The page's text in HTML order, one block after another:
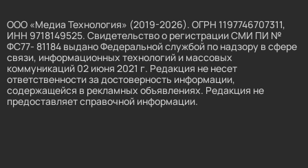
ООО «Медиа Технология» (2019-2026). ОГРН 1197746707311,
ИНН 9718149525. Свидетельство о регистрации СМИ ПИ №
ФС77- 81184 выдано Федеральной службой по надзору в сфере
связи, информационных технологий и массовых
коммуникаций 02 июня 2021 г. Редакция не несет
ответственности за достоверность информации,
содержащейся в рекламных объявлениях. Редакция не
предоставляет справочной информации.